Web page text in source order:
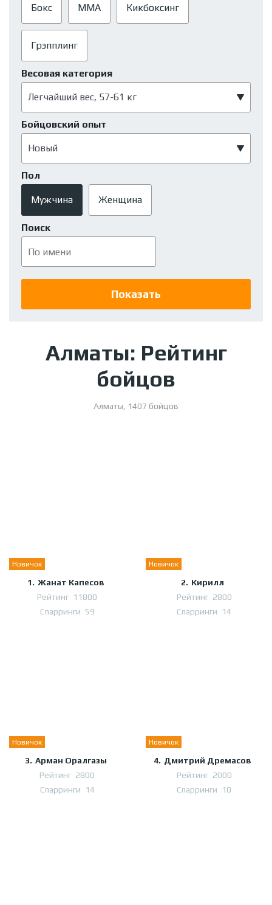
Алматы: Рейтинг
бойцов
Алматы, 1407 бойцов
Новичок
1. Жанат Капесов
Рейтинг 11800
Спарринги 59
Новичок
2. Кирилл
Рейтинг 2800
Спарринги
14
Новичок
3. Арман Оралгазы
Рейтинг 2800
Спарринги
14
Новичок
4. Дмитрий Дремасов
Рейтинг 2000
Спарринги
10
Бокс ММА Кикбоксинг
Грэпплинг
Весовая категория
Бойцовский опыт
Пол
Мужчина Женщина
Поиск